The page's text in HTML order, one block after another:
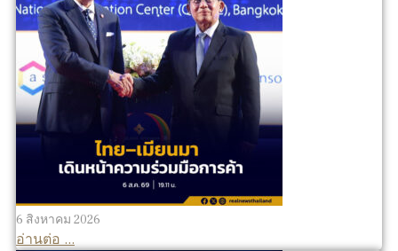
6 สิงหาคม 2026
อ่านต่อ ...